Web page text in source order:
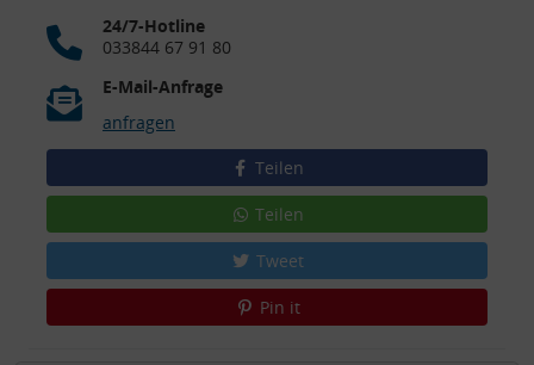
24/7-Hotline
033844 67 91 80
E-Mail-Anfrage
anfragen
Teilen
Teilen
Tweet
Pin it